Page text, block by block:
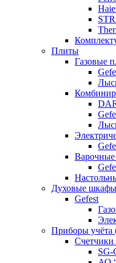
Плиты
Газовые
Варочные
Духовые шкафы
Gefest
Приборы учёта
Счетчики